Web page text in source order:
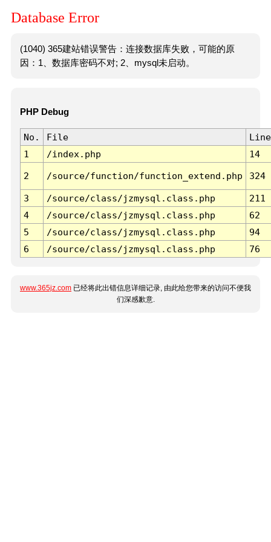
Database Error
(1040) 365建站错误警告：连接数据库失败，可能的原
因：1、数据库密码不对; 2、mysql未启动。
PHP Debug
No. File
Line
1
/index.php 14
2 /source/function/function_extend.php 324
3 /source/class/jzmysql.class.php
211
4
/source/class/jzmysql.class.php
62
5
/source/class/jzmysql.class.php
94
6
/source/class/jzmysql.class.php 76
www.365jz.com 已经将此出错信息详细记录, 由此给您带来的访问不便我
们深感歉意.